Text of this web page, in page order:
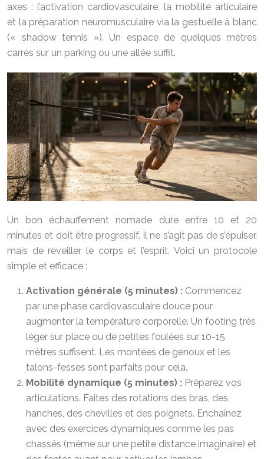
axes : l’activation cardiovasculaire, la mobilité articulaire
et la préparation neuromusculaire via la gestuelle à blanc
(« shadow tennis »). Un espace de quelques mètres
carrés sur un parking ou une allée suffit.
Un bon échauffement nomade dure entre 10 et 20
minutes et doit être progressif. Il ne s’agit pas de s’épuiser,
mais de réveiller le corps et l’esprit. Voici un protocole
simple et efficace :
Activation générale (5 minutes) : Commencez
par une phase cardiovasculaire douce pour
augmenter la température corporelle. Un footing très
léger sur place ou de petites foulées sur 10-15
mètres suffisent. Les montées de genoux et les
talons-fesses sont parfaits pour cela.
Mobilité dynamique (5 minutes) : Préparez vos
articulations. Faites des rotations des bras, des
hanches, des chevilles et des poignets. Enchaînez
avec des exercices dynamiques comme les pas
chassés (même sur une petite distance imaginaire) et